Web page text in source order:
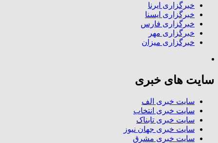
خبرگزاری ایرنا
خبرگزاری ایسنا
خبرگزاری فارس
خبرگزاری مهر
خبرگزاری میزان
سایت های خبری
سایت خبری الف
سایت خبری انتخاب
سایت خبری تابناک
سایت خبری جهان نیوز
سایت خبری مشرق